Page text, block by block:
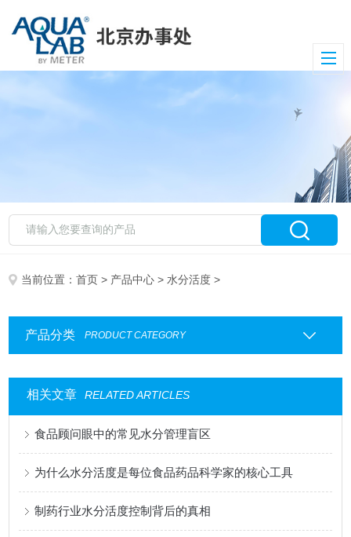
当前位置：首页 > 产品中心 > 水分活度 >
产品分类 PRODUCT CATEGORY
相关文章 RELATED ARTICLES
食品顾问眼中的常见水分管理盲区
为什么水分活度是每位食品药品科学家的核心工具
制药行业水分活度控制背后的真相